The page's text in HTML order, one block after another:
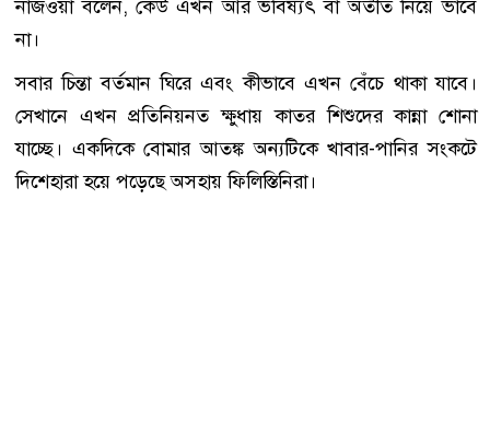
নাজওয়া বলেন, কেউ এখন আর ভবিষ্যৎ বা অতীত নিয়ে ভাবে
না।
সবার চিন্তা বর্তমান ঘিরে এবং কীভাবে এখন বেঁচে থাকা যাবে।
সেখানে এখন প্রতিনিয়নত ক্ষুধায় কাতর শিশুদের কান্না শোনা
যাচ্ছে। একদিকে বোমার আতঙ্ক অন্যটিকে খাবার-পানির সংকটে
দিশেহারা হয়ে পড়েছে অসহায় ফিলিস্তিনিরা।